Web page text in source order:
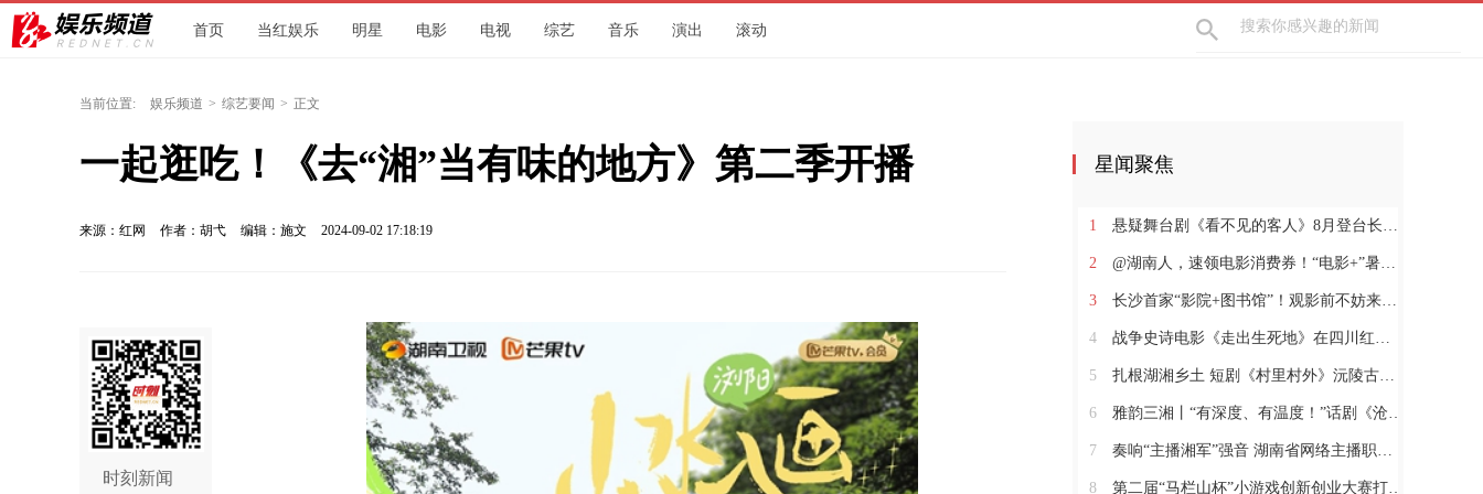
首页 当红娱乐 明星 电影 电视 综艺 音乐 演出 滚动
当前位置: 娱乐频道 > 综艺要闻 > 正文
一起逛吃！《去“湘”当有味的地方》第二季开播
来源：红网 作者：胡弋 编辑：施文 2024-09-02 17:18:19
时刻新闻
星闻聚焦
1 悬疑舞台剧《看不见的客人》8月登台长沙梅溪湖
2 @湖南人，速领电影消费券！“电影+”暑期促消费活动火热进行中
3 长沙首家“影院+图书馆”！观影前不妨来阅读空间体验一下
4 战争史诗电影《走出生死地》在四川红原开机
5 扎根湖湘乡土 短剧《村里村外》沅陵古村落实景开拍
6 雅韵三湘丨“有深度、有温度！”话剧《沧浪之水》福安热演
7 奏响“主播湘军”强音 湖南省网络主播职业技能竞赛收官
8 第二届“马栏山杯”小游戏创新创业大赛打开游戏生态新想象